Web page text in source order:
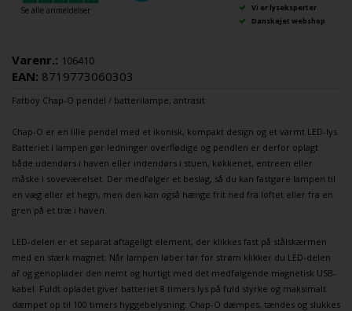
Se alle anmeldelser
Vi er lyseksperter
Danskejet webshop
Varenr.: 106410
EAN: 8719773060303
Fatboy Chap-O pendel / batterilampe, antrasit
Chap-O er en lille pendel med et ikonisk, kompakt design og et varmt LED-lys.
Batteriet i lampen gør ledninger overflødige og pendlen er derfor oplagt
både udendørs i haven eller indendørs i stuen, køkkenet, entreen eller
måske i soveværelset. Der medfølger et beslag, så du kan fastgøre lampen til
en væg eller et hegn, men den kan også hænge frit ned fra loftet eller fra en
gren på et træ i haven.
LED-delen er et separat aftageligt element, der klikkes fast på stålskærmen
med en stærk magnet. Når lampen løber tør for strøm klikker du LED-delen
af og genoplader den nemt og hurtigt med det medfølgende magnetisk USB-
kabel. Fuldt opladet giver batteriet 8 timers lys på fuld styrke og maksimalt
dæmpet op til 100 timers hyggebelysning. Chap-O dæmpes, tændes og slukkes